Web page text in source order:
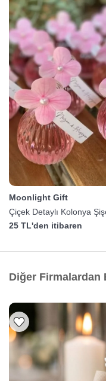
Moonlight Gift
Çiçek Detaylı Kolonya
25 TL'den itibaren
Diğer Firmalardan